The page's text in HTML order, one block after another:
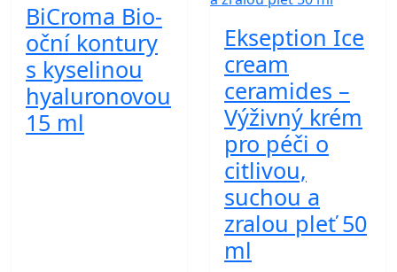
BiCroma Bio-
oční kontury
s kyselinou
hyaluronovou
15 ml
Ekseption Ice
cream
ceramides –
Výživný krém
pro péči o
citlivou,
suchou a
zralou pleť 50
ml